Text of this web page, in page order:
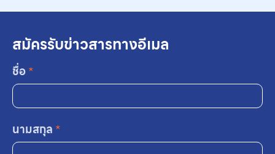
สมัครรับข่าวสารทางอีเมล
ชื่อ*
นามสกุล *